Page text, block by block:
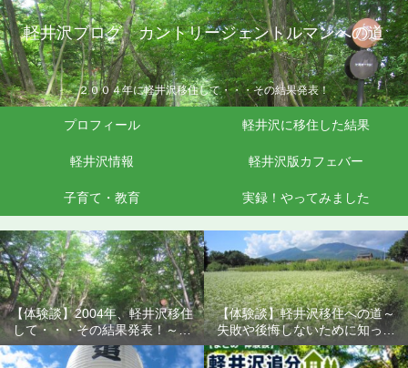
軽井沢ブログ カントリージェントルマンへの道
２００４年に軽井沢移住して・・・その結果発表！
プロフィール 軽井沢に移住した結果
軽井沢情報 軽井沢版カフェバー
子育て・教育 実録！やってみました
【体験談】2004年、軽井沢移住
して・・・その結果発表！～失
敗や後悔しないために知ってお
きたいこと
【体験談】軽井沢移住への道～
失敗や後悔しないために知って
おきたいこと